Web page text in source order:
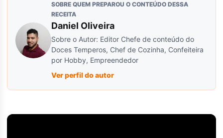
SOBRE QUEM PREPAROU O CONTEÚDO DESSA
RECEITA
Daniel Oliveira
Sobre o Autor: Editor Chefe de conteúdo do
Doces Temperos, Chef de Cozinha, Confeiteira
por Hobby, Empreendedor
Ver perfil do autor